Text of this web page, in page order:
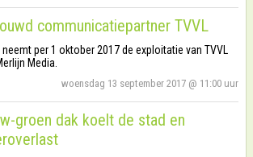
communicatiepartner TVVL
per 1 oktober 2017 de exploitatie van TVVL
Media.
woensdag 13 september 2017 @ 11:00 uur
groen dak koelt de stad en